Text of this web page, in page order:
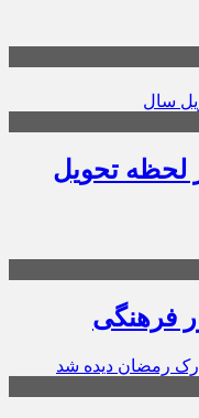
لحظه تحویل
فرهنگی